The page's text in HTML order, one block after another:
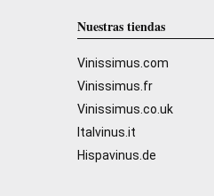
Nuestras tiendas
Vinissimus.com
Vinissimus.fr
Vinissimus.co.uk
Italvinus.it
Hispavinus.de